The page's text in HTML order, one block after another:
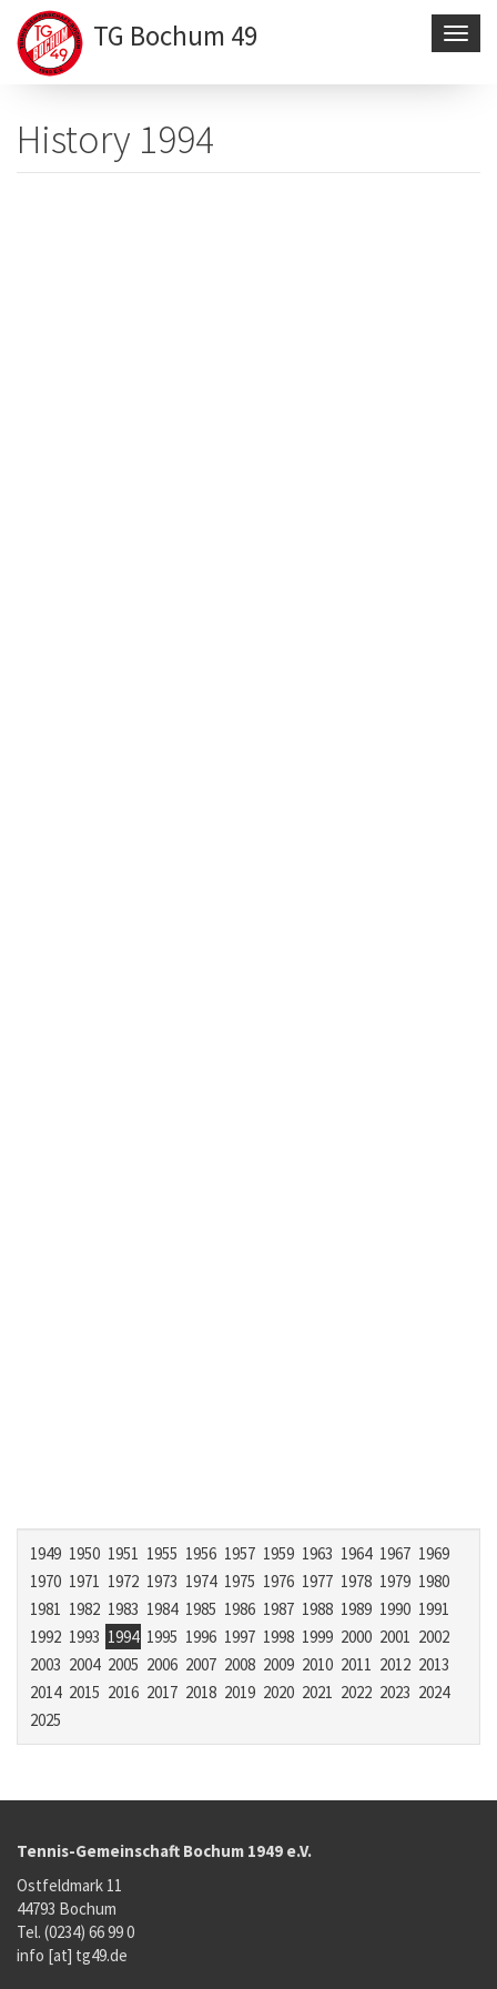
Inhalt
TG Bochum 49
History 1994
1949 1950 1951 1955 1956 1957 1959 1963 1964 1967 1969
1970 1971 1972 1973 1974 1975 1976 1977 1978 1979 1980
1981 1982 1983 1984 1985 1986 1987 1988 1989 1990 1991
1992 1993 1994 1995 1996 1997 1998 1999 2000 2001 2002
2003 2004 2005 2006 2007 2008 2009 2010 2011 2012 2013
2014 2015 2016 2017 2018 2019 2020 2021 2022 2023 2024
2025
Tennis-Gemeinschaft Bochum 1949 e.V.
Ostfeldmark 11
44793 Bochum
Tel. (0234) 66 99 0
info [at] tg49.de